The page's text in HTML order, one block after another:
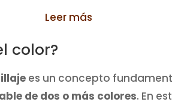
Leer más
color?
es un concepto
de dos o más colores. En